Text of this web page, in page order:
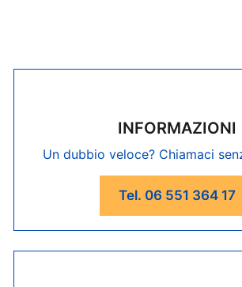
INFORMAZIONI
Un dubbio veloce? Chiamaci
Tel. 06 551 364 17